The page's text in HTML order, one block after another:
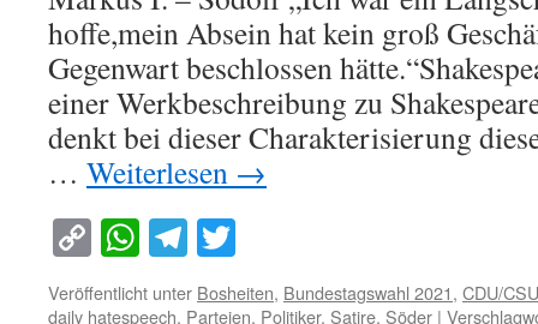
hoffe,mein Absein hat kein groß
Gegenwart beschlossen
einer Werkbeschreibung zu
denkt bei dieser Charakterisierung
… Weiterlesen →
Copy
Link
WhatsApp
Telegram
Veröffentlicht unter Bosheiten, Bundestagswahl 2021, CDU/CSU
daily hatespeech, Parteien, Politiker, Satire, Söder |